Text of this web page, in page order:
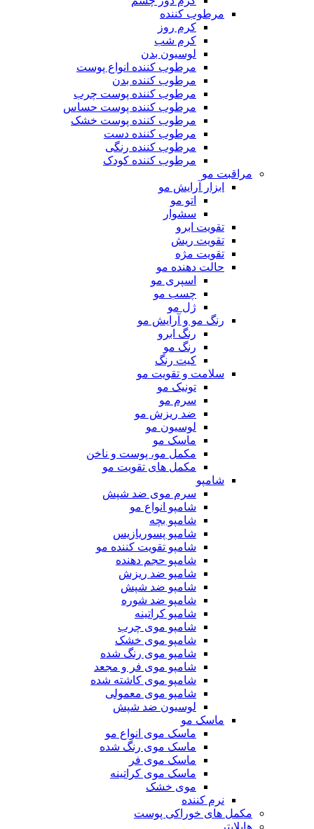
مرطوب کننده
کرم روز
کرم شب
لوسیون بدن
مرطوب کننده انواع پوست
مرطوب کننده بدن
مرطوب کننده پوست چرب
مرطوب کننده پوست حساس
مرطوب کننده پوست خشک
مرطوب کننده دست
مرطوب کننده رنگی
مرطوب کننده کودک
مراقبت مو
ابزار آرایش مو
اتو مو
سشوار
تقویت ابرو
تقویت ریش
تقویت مژه
حالت دهنده مو
اسپری مو
چسب مو
ژل مو
رنگ مو و آرایش مو
رنگ ابرو
رنگ مو
کیت رنگ
سلامت و تقویت مو
تونیک مو
سرم مو
ضد ریزش مو
لوسیون مو
ماسک مو
مکمل مو، پوست و ناخن
مکمل های تقویت مو
شامپو
سرم موی ضد شپش
شامپو انواع مو
شامپو بچه
شامپو پسوریازیس
شامپو تقویت کننده مو
شامپو حجم دهنده
شامپو ضد ریزش
شامپو ضد شپش
شامپو ضد شوره
شامپو کراتینه
شامپو موی چرب
شامپو موی خشک
شامپو موی رنگ شده
شامپو موی فر و مجعد
شامپو موی کاشته شده
شامپو موی معمولی
لوسیون ضد شپش
ماسک مو
ماسک موی انواع مو
ماسک موی رنگ شده
ماسک موی فر
ماسک موی کراتینه
موی خشک
نرم کننده
مکمل های خوراکی پوست
هایلایتر